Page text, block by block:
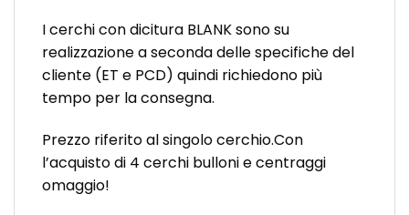
I cerchi con dicitura BLANK sono su
realizzazione a seconda delle specifiche del
cliente (ET e PCD) quindi richiedono più
tempo per la consegna.
Prezzo riferito al singolo cerchio.Con
l’acquisto di 4 cerchi bulloni e centraggi
omaggio!